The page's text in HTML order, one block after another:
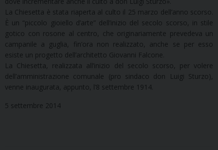
La Chiesetta è stata riaperta al culto il 25 marzo dell’anno scorso.
È un “piccolo gioiello d’arte” dell’inizio del secolo scorso, in stile
gotico con rosone al centro, che originariamente prevedeva un
campanile a guglia, fin’ora non realizzato, anche se per esso
esiste un progetto dell’architetto Giovanni Falcone.
La Chiesetta, realizzata all’inizio del secolo scorso, per volere
dell’amministrazione comunale (pro sindaco don Luigi Sturzo),
venne inaugurata, appunto, l’8 settembre 1914.
5 settembre 2014